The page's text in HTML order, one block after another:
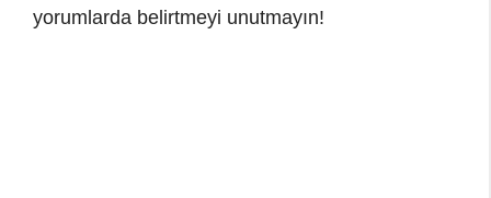
yorumlarda belirtmeyi unutmayın!